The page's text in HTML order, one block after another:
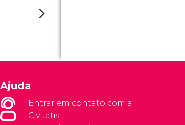
Ajuda
Entrar em contato com a
Civitatis